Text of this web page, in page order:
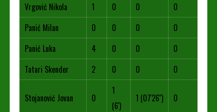
Vrgović Nikola
1 0 0
0
Panić Milan
0 0 0
0
Panić Luka
4 0 0
0
Tatari Skender
2 0 0 0
Stojanović Jovan 0
1
(6')
1 (07'26'') 0